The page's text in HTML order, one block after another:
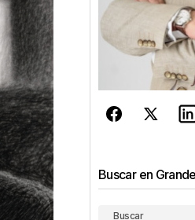
Buscar en
Buscar